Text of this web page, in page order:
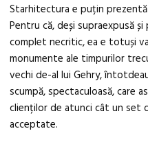
Starhitectura e puțin
Pentru că, deși supraexpusă
complet necritic, ea e totuși
monumente ale timpurilor
vechi de-al lui Gehry,
scumpă, spectaculoasă, care
clienților de atunci cât un set
acceptate.